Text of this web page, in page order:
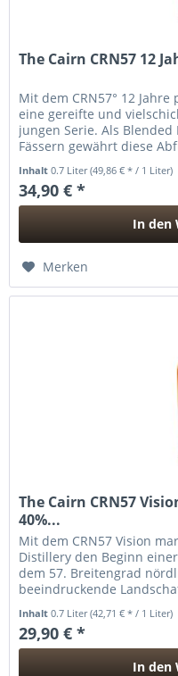
The Cairn CRN57 12
Mit dem CRN57° 12
eine gereifte und
jungen Serie. Als
Fässern gewährt diese
Inhalt0.7 Liter(49,86 € * / 1 Liter)
34,90 € *
In den
Merken
The Cairn CRN57
40%...
Mit dem CRN57 Vision
Distillery den Beginn
dem 57. Breitengrad
beeindruckende
Inhalt0.7 Liter(42,71 € * / 1 Liter)
29,90 € *
In den